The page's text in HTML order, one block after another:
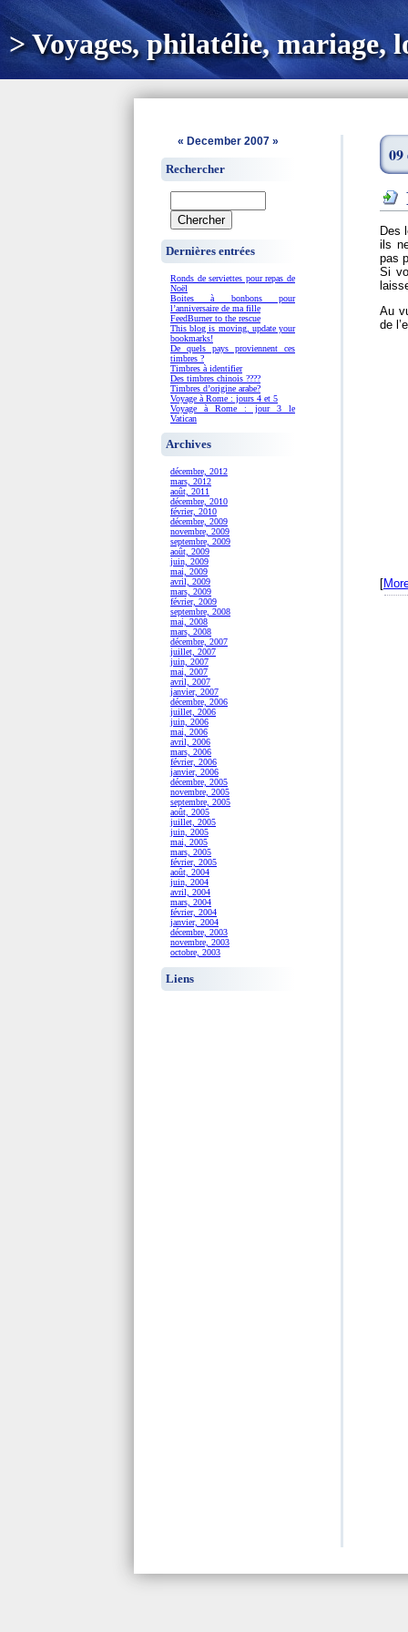
> Voyages, philatélie, mariage,
« December 2007 »
Rechercher
Dernières entrées
Ronds de serviettes pour repas de
Noël
Boites à bonbons pour
l’anniversaire de ma fille
FeedBurner to the rescue
This blog is moving, update your
bookmarks!
De quels pays proviennent ces
timbres ?
Timbres à identifier
Des timbres chinois ????
Timbres d’origine arabe?
Voyage à Rome : jours 4 et 5
Voyage à Rome : jour 3 le
Vatican
Archives
décembre, 2012
mars, 2012
août, 2011
décembre, 2010
février, 2010
décembre, 2009
novembre, 2009
septembre, 2009
août, 2009
juin, 2009
mai, 2009
avril, 2009
mars, 2009
février, 2009
septembre, 2008
mai, 2008
mars, 2008
décembre, 2007
juillet, 2007
juin, 2007
mai, 2007
avril, 2007
janvier, 2007
décembre, 2006
juillet, 2006
juin, 2006
mai, 2006
avril, 2006
mars, 2006
février, 2006
janvier, 2006
décembre, 2005
novembre, 2005
septembre, 2005
août, 2005
juillet, 2005
juin, 2005
mai, 2005
mars, 2005
février, 2005
août, 2004
juin, 2004
avril, 2004
mars, 2004
février, 2004
janvier, 2004
décembre, 2003
novembre, 2003
octobre, 2003
Liens
09
Des
ils
pas
Si
Au
de
[